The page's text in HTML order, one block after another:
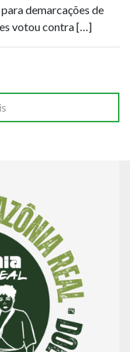
demarcações de
votou contra […]